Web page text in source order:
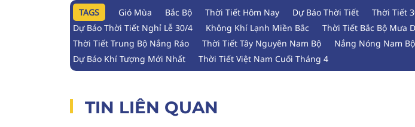
TAGS Gió Mùa Bắc Bộ Thời Tiết Hôm Nay Dự Báo Thời Tiết
Thời Tiết
Dự Báo Thời Tiết Nghỉ Lễ 30/4
Không Khí Lạnh Miền Bắc
Thời Tiết Bắc Bộ Mưa
Thời Tiết Trung Bộ Nắng Ráo
Thời Tiết Tây Nguyên Nam Bộ Nắng Nóng Nam Bộ
Dự Báo Khí Tượng Mới Nhất
Thời Tiết Việt Nam Cuối Tháng 4
TIN LIÊN QUAN